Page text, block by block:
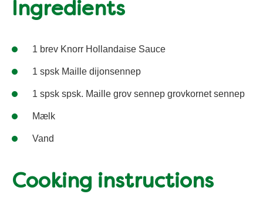
Ingredients
1 brev Knorr Hollandaise Sauce
1 spsk Maille dijonsennep
1 spsk spsk. Maille grov sennep grovkornet sennep
Mælk
Vand
Cooking instructions